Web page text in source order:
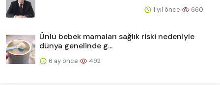
1 yıl önce 660
Ünlü bebek mamaları sağlık riski nedeniyle
dünya genelinde g...
6 ay önce 492